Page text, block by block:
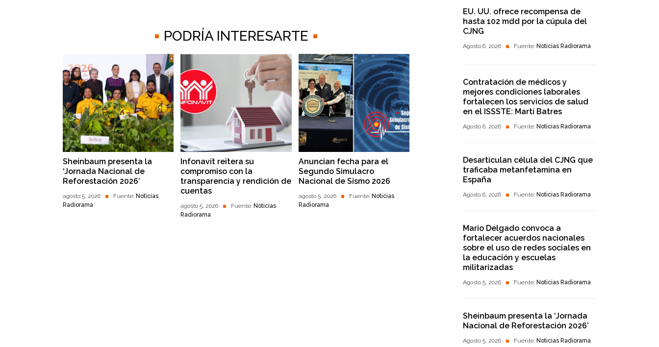
PODRÍA INTERESARTE
Sheinbaum presenta la
‘Jornada Nacional de
Reforestación 2026’
agosto 5, 2026 Fuente: Noticias
Radiorama
Infonavit reitera su
compromiso con la
transparencia y rendición de
cuentas
agosto 5, 2026 Fuente: Noticias
Radiorama
Anuncian fecha para el
Segundo Simulacro
Nacional de Sismo 2026
agosto 5, 2026 Fuente: Noticias
Radiorama
EU. UU. ofrece recompensa de
hasta 102 mdd por la cúpula del
CJNG
Agosto 6, 2026 Fuente: Noticias Radiorama
Contratación de médicos y
mejores condiciones laborales
fortalecen los servicios de salud
en el ISSSTE: Martí Batres
Agosto 6, 2026 Fuente: Noticias Radiorama
Desarticulan célula del CJNG que
traficaba metanfetamina en
España
Agosto 6, 2026 Fuente: Noticias Radiorama
Mario Delgado convoca a
fortalecer acuerdos nacionales
sobre el uso de redes sociales en
la educación y escuelas
militarizadas
Agosto 5, 2026 Fuente: Noticias Radiorama
Sheinbaum presenta la ‘Jornada
Nacional de Reforestación 2026’
Agosto 5, 2026 Fuente: Noticias Radiorama